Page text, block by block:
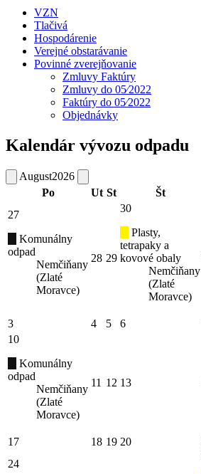
VZN
Tlačivá
Hospodárenie
Verejné obstarávanie
Povinné zverejňovanie
Zmluvy Faktúry
Zmluvy do 05⁄2022
Faktúry do 05⁄2022
Objednávky
Kalendár vývozu odpadu
August2026
Po
Ut St Št
27
Komunálny
odpad
Nemčiňany
(Zlaté
Moravce)
28 29
30
Plasty,
tetrapaky a
kovové obaly
Nemčiňany
(Zlaté
Moravce)
3 4 5 6
10
Komunálny
odpad
Nemčiňany
(Zlaté
Moravce)
11 12 13
17 18 19 20
24